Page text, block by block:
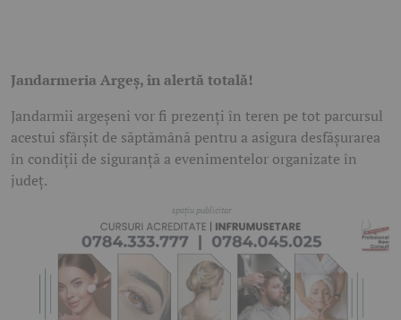
Jandarmeria Argeș, în alertă totală!
Jandarmii argeșeni vor fi prezenți în teren pe tot parcursul
acestui sfârșit de săptămână pentru a asigura desfășurarea
în condiții de siguranță a evenimentelor organizate în
județ.